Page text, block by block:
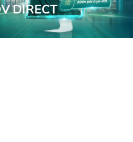
DIRECT